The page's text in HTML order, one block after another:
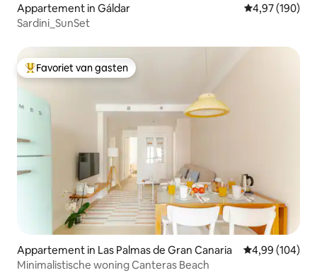
Appartement in Gáldar Gemiddelde
4,97 (190)
Sardini_SunSet
Topfavoriet van gasten
Favoriet van gasten
Appartement in Las Palmas de Gran Canaria Gemiddelde
4,99 (104)
Minimalistische woning Canteras Beach